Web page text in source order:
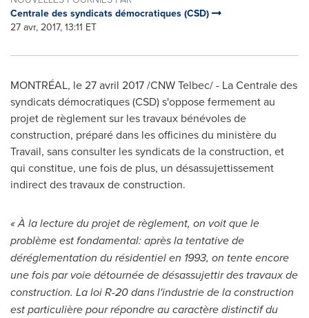
Centrale des syndicats démocratiques (CSD)
27 avr, 2017, 13:11 ET
MONTRÉAL, le 27 avril 2017 /CNW Telbec/ - La Centrale des
syndicats démocratiques (CSD) s'oppose fermement au
projet de règlement sur les travaux bénévoles de
construction, préparé dans les officines du ministère du
Travail, sans consulter les syndicats de la construction, et
qui constitue, une fois de plus, un désassujettissement
indirect des travaux de construction.
« À la lecture du projet de règlement, on voit que le
problème est fondamental: après la tentative de
déréglementation du résidentiel en 1993, on tente encore
une fois par voie détournée de désassujettir des travaux de
construction. La loi R-20 dans l'industrie de la construction
est particulière pour répondre au caractère distinctif du